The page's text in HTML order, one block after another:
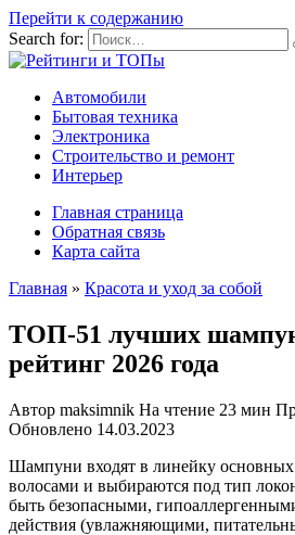
Перейти к содержанию
Search for:
Автомобили
Бытовая техника
Электроника
Строительство и ремонт
Интерьер
Главная страница
Обратная связь
Карта сайта
Главная » Красота и уход за собой
ТОП-51 лучших
рейтинг 2026 года
Автор maksimnik На чтение 23 мин
Обновлено 14.03.2023
Шампуни входят в линейку основных
волосами и выбираются под тип
быть безопасными,
действия (увлажняющими,